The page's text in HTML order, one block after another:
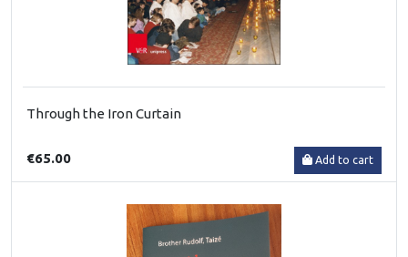
Through the Iron Curtain
€65.00 Add to cart